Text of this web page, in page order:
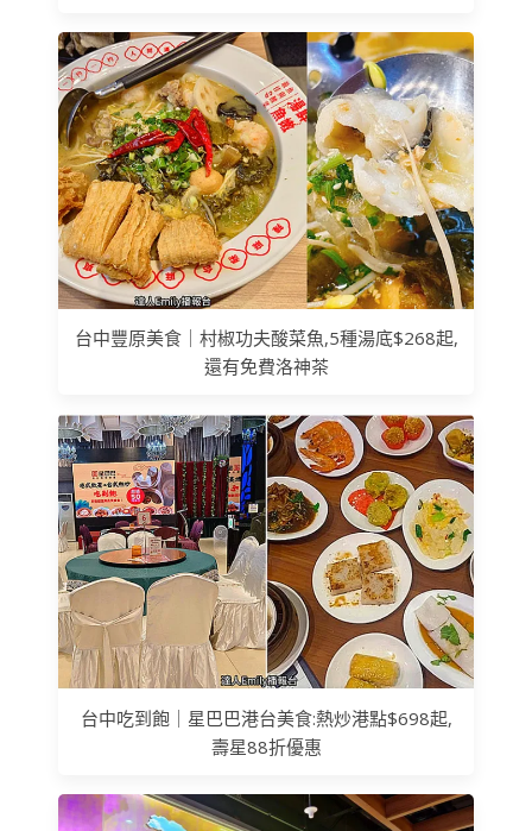
台中豐原美食｜村椒功夫酸菜魚,5種湯底$268起,
還有免費洛神茶
台中吃到飽｜星巴巴港台美食:熱炒港點$698起,
壽星88折優惠